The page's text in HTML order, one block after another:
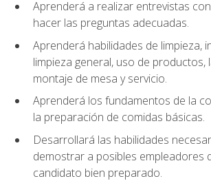
Aprenderá a realizar entrevistas
hacer las preguntas adecuadas.
Aprenderá habilidades de limpieza,
limpieza general, uso de productos,
montaje de mesa y servicio.
Aprenderá los fundamentos de la
la preparación de comidas básicas.
Desarrollará las habilidades
demostrar a posibles empleadores
candidato bien preparado.